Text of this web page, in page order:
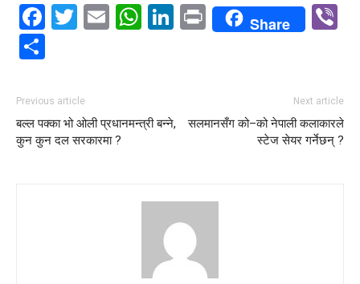
Facebook
Twitter
EmailWhatsApp
LinkedIn
PrintShare
Previous article
बल्ल पक्का भो ओली प्रधानमन्त्री बन्ने,
कुन कुन दल सरकारमा ?
Next article
सलमानसँग को–को नेपाली कलाकारले
स्टेज सेयर गर्नेछन् ?